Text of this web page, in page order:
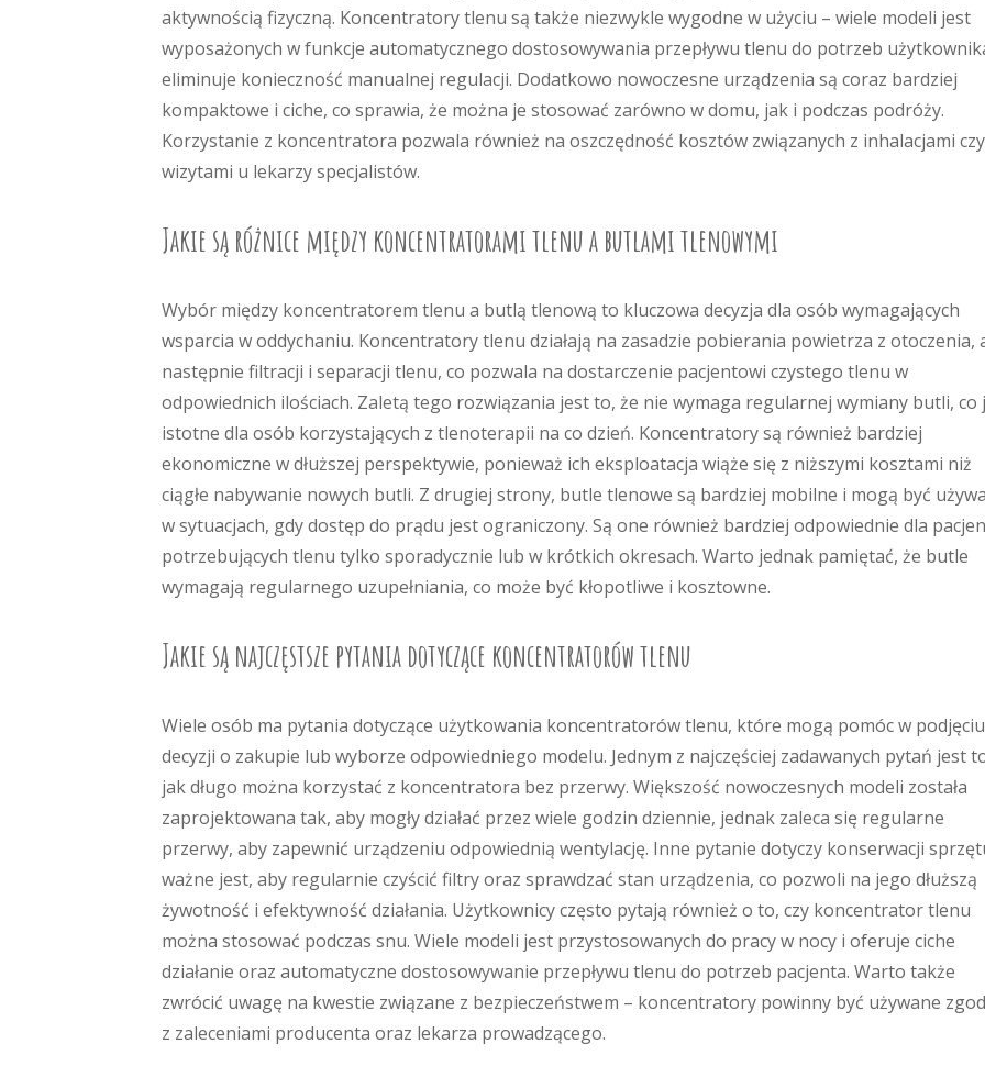
aktywnością fizyczną. Koncentratory tlenu są także niezwykle wygodne w użyciu – wiele modeli jest
wyposażonych w funkcje automatycznego dostosowywania przepływu tlenu do potrzeb
eliminuje konieczność manualnej regulacji. Dodatkowo nowoczesne urządzenia są coraz bardziej
kompaktowe i ciche, co sprawia, że można je stosować zarówno w domu, jak i podczas podróży.
Korzystanie z koncentratora pozwala również na oszczędność kosztów związanych z inhalacjami czy
wizytami u lekarzy specjalistów.
Jakie są różnice między koncentratorami tlenu a butlami tlenowymi
Wybór między koncentratorem tlenu a butlą tlenową to kluczowa decyzja dla osób wymagających
wsparcia w oddychaniu. Koncentratory tlenu działają na zasadzie pobierania powietrza z otoczenia,
następnie filtracji i separacji tlenu, co pozwala na dostarczenie pacjentowi czystego tlenu w
odpowiednich ilościach. Zaletą tego rozwiązania jest to, że nie wymaga regularnej wymiany butli, co
istotne dla osób korzystających z tlenoterapii na co dzień. Koncentratory są również bardziej
ekonomiczne w dłuższej perspektywie, ponieważ ich eksploatacja wiąże się z niższymi kosztami niż
ciągłe nabywanie nowych butli. Z drugiej strony, butle tlenowe są bardziej mobilne i mogą być
w sytuacjach, gdy dostęp do prądu jest ograniczony. Są one również bardziej odpowiednie dla
potrzebujących tlenu tylko sporadycznie lub w krótkich okresach. Warto jednak pamiętać, że butle
wymagają regularnego uzupełniania, co może być kłopotliwe i kosztowne.
Jakie są najczęstsze pytania dotyczące koncentratorów tlenu
Wiele osób ma pytania dotyczące użytkowania koncentratorów tlenu, które mogą pomóc w podjęciu
decyzji o zakupie lub wyborze odpowiedniego modelu. Jednym z najczęściej zadawanych pytań jest
jak długo można korzystać z koncentratora bez przerwy. Większość nowoczesnych modeli została
zaprojektowana tak, aby mogły działać przez wiele godzin dziennie, jednak zaleca się regularne
przerwy, aby zapewnić urządzeniu odpowiednią wentylację. Inne pytanie dotyczy konserwacji
ważne jest, aby regularnie czyścić filtry oraz sprawdzać stan urządzenia, co pozwoli na jego dłuższą
żywotność i efektywność działania. Użytkownicy często pytają również o to, czy koncentrator tlenu
można stosować podczas snu. Wiele modeli jest przystosowanych do pracy w nocy i oferuje ciche
działanie oraz automatyczne dostosowywanie przepływu tlenu do potrzeb pacjenta. Warto także
zwrócić uwagę na kwestie związane z bezpieczeństwem – koncentratory powinny być używane
z zaleceniami producenta oraz lekarza prowadzącego.